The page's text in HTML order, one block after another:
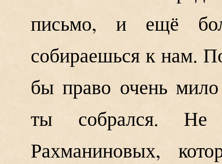
письмо, и ещё
собираешься к нам.
бы право очень
ты собрался.
Рахманиновых,